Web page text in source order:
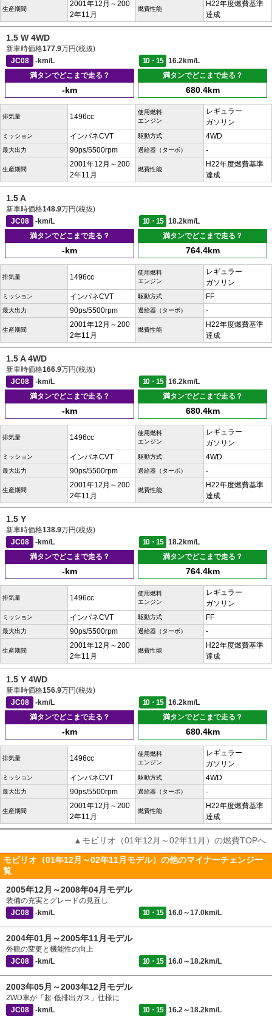
生産期間
2001年12月～200
2年11月
燃費性能
H22年度燃費基準
達成
1.5 W 4WD
新車時価格177.9万円(税抜)
JC08
-km/L 10・15
16.2km/L
満タンでどこまで走る？
-km
満タンでどこまで走る？
680.4km
排気量 1496cc
使用燃料
エンジン
レギュラー
ガソリン
ミッション インパネCVT 駆動方式 4WD
最大出力 90ps/5500rpm 過給器（ターボ） -
生産期間
2001年12月～200
2年11月
燃費性能
H22年度燃費基準
達成
1.5 A
新車時価格148.9万円(税抜)
JC08
-km/L 10・15
18.2km/L
満タンでどこまで走る？
-km
満タンでどこまで走る？
764.4km
排気量 1496cc
使用燃料
エンジン
レギュラー
ガソリン
ミッション インパネCVT 駆動方式 FF
最大出力 90ps/5500rpm 過給器（ターボ） -
生産期間
2001年12月～200
2年11月
燃費性能
H22年度燃費基準
達成
1.5 A 4WD
新車時価格166.9万円(税抜)
JC08
-km/L 10・15
16.2km/L
満タンでどこまで走る？
-km
満タンでどこまで走る？
680.4km
排気量 1496cc
使用燃料
エンジン
レギュラー
ガソリン
ミッション インパネCVT 駆動方式 4WD
最大出力 90ps/5500rpm 過給器（ターボ） -
生産期間
2001年12月～200
2年11月
燃費性能
H22年度燃費基準
達成
1.5 Y
新車時価格138.9万円(税抜)
JC08
-km/L 10・15
18.2km/L
満タンでどこまで走る？
-km
満タンでどこまで走る？
764.4km
排気量 1496cc
使用燃料
エンジン
レギュラー
ガソリン
ミッション インパネCVT 駆動方式 FF
最大出力 90ps/5500rpm 過給器（ターボ） -
生産期間
2001年12月～200
2年11月
燃費性能
H22年度燃費基準
達成
1.5 Y 4WD
新車時価格156.9万円(税抜)
JC08
-km/L 10・15
16.2km/L
満タンでどこまで走る？
-km
満タンでどこまで走る？
680.4km
排気量 1496cc
使用燃料
エンジン
レギュラー
ガソリン
ミッション インパネCVT 駆動方式 4WD
最大出力 90ps/5500rpm 過給器（ターボ） -
生産期間
2001年12月～200
2年11月
燃費性能
H22年度燃費基準
達成
▲モビリオ（01年12月～02年11月）の燃費TOPへ
モビリオ（01年12月～02年11月モデル）の他のマイナーチェンジ一
覧
2005年12月～2008年04月モデル
装備の充実とグレードの見直し
JC08
-km/L 10・15 16.0～17.0km/L
2004年01月～2005年11月モデル
外観の変更と機能性の向上
JC08
-km/L 10・15 16.0～18.2km/L
2003年05月～2003年12月モデル
2WD車が「超-低排出ガス」仕様に
JC08
-km/L 10・15 16.2～18.2km/L